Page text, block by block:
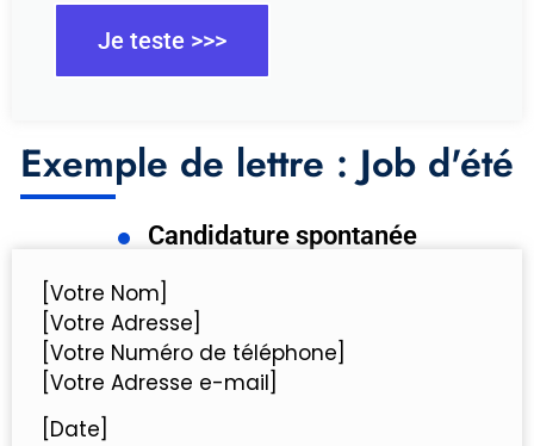
Je teste >>>
Exemple de lettre : Job d'été
Candidature spontanée
[Votre Nom]
[Votre Adresse]
[Votre Numéro de téléphone]
[Votre Adresse e-mail]
[Date]